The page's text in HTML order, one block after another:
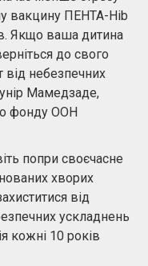
вакцину ПЕНТА-Hib
Якщо ваша дитина
до свого
від небезпечних
Мамедзаде,
фонду ООН
попри своєчасне
хворих
від
ускладнень
кожні 10 років